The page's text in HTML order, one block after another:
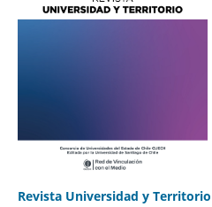
Revista Universidad y Territorio